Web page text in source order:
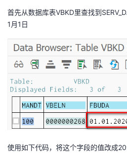
首先从数据库表VBKD里查找到
1月1日
使用如下代码，将这个字段的值改成